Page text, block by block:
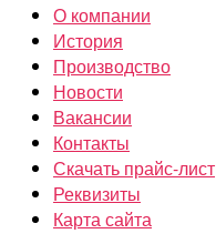
О компании
История
Производство
Новости
Вакансии
Контакты
Скачать прайс-лист
Реквизиты
Карта сайта